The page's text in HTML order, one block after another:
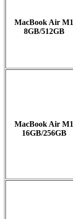
MacBook Air M1
8GB/512GB
MacBook Air M1
16GB/256GB